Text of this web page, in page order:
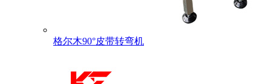
格尔木90°皮带转弯机